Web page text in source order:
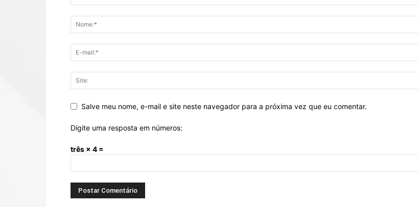
Salve meu nome, e-mail e site neste navegador para a próxima vez que eu comentar.
Digite uma resposta em números:
três × 4 =